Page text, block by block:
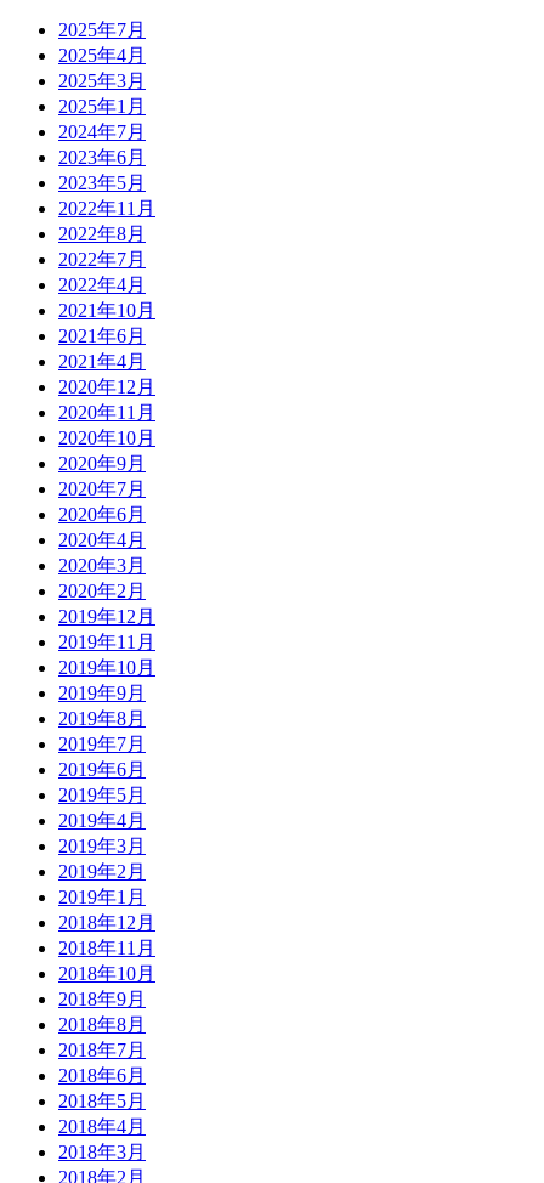
2025年7月
2025年4月
2025年3月
2025年1月
2024年7月
2023年6月
2023年5月
2022年11月
2022年8月
2022年7月
2022年4月
2021年10月
2021年6月
2021年4月
2020年12月
2020年11月
2020年10月
2020年9月
2020年7月
2020年6月
2020年4月
2020年3月
2020年2月
2019年12月
2019年11月
2019年10月
2019年9月
2019年8月
2019年7月
2019年6月
2019年5月
2019年4月
2019年3月
2019年2月
2019年1月
2018年12月
2018年11月
2018年10月
2018年9月
2018年8月
2018年7月
2018年6月
2018年5月
2018年4月
2018年3月
2018年2月